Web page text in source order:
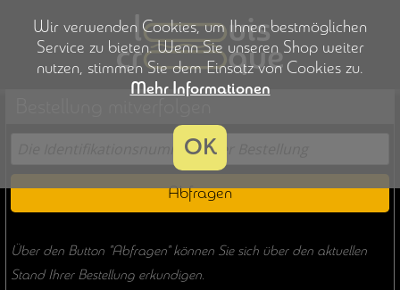
Abfragen
Über den Button "Abfragen" können Sie sich über den aktuellen
Stand Ihrer Bestellung erkundigen.
Wir verwenden Cookies, um Ihnen bestmöglichen
Service zu bieten. Wenn Sie unseren Shop weiter
nutzen, stimmen Sie dem Einsatz von Cookies zu.
Mehr Informationen
OK